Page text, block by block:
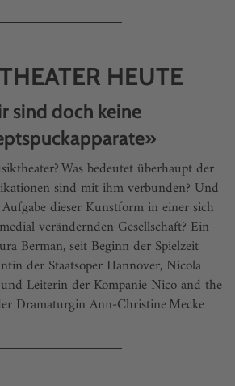
HEUTE
sind doch keine
Was bedeutet überhaupt der
sind mit ihm verbunden? Und
dieser Kunstform in einer sich
verändernden Gesellschaft? Ein
Berman, seit Beginn der Spielzeit
der Staatsoper Hannover, Nicola
Leiterin der Kompanie Nico and the
Dramaturgin Ann-Christine Mecke